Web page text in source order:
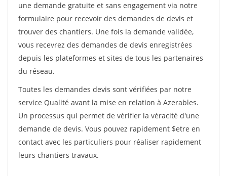
une demande gratuite et sans engagement via notre
formulaire pour recevoir des demandes de devis et
trouver des chantiers. Une fois la demande validée,
vous recevrez des demandes de devis enregistrées
depuis les plateformes et sites de tous les partenaires
du réseau.
Toutes les demandes devis sont vérifiées par notre
service Qualité avant la mise en relation à Azerables.
Un processus qui permet de vérifier la véracité d'une
demande de devis. Vous pouvez rapidement $etre en
contact avec les particuliers pour réaliser rapidement
leurs chantiers travaux.